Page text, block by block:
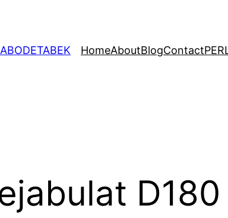
HomeAboutBlogContact
D180